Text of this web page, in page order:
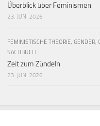
Überblick über Feminismen
23. JUNI 2026
FEMINISTISCHE THEORIE, GENDER,
SACHBUCH
Zeit zum Zündeln
23. JUNI 2026